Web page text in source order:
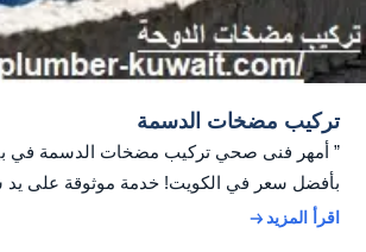
تركيب مضخات الدسمة
” أمهر فنى صحي تركيب مضخات الدسمة في
بأفضل سعر في الكويت! خدمة موثوقة على يد
اقرأ المزيد